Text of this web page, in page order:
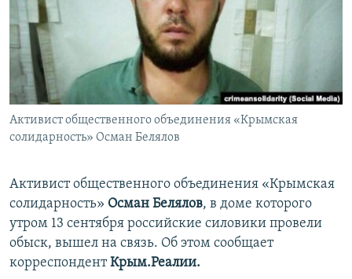
ПОБЕДИТЕЛЕЙ НЕ СУДЯТ?
КРЫМ.НЕПОКОРЕННЫЙ
ELIFBE
УКРАИНСКАЯ ПРОБЛЕМА КРЫМА
ПРИСОЕДИНЯЙТЕСЬ!
Все сайты RFE/RL
Активист общественного объединения «Крымская
солидарность» Осман Белялов
Активист общественного объединения «Крымская
солидарность» Осман Белялов, в доме которого
утром 13 сентября российские силовики провели
обыск, вышел на связь. Об этом сообщает
корреспондентКрым.Реалии.